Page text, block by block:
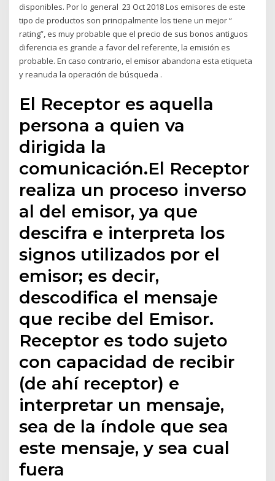
disponibles. Por lo general 23 Oct 2018 Los emisores de este
tipo de productos son principalmente los tiene un mejor “
rating”, es muy probable que el precio de sus bonos antiguos
diferencia es grande a favor del referente, la emisión es
probable. En caso contrario, el emisor abandona esta etiqueta
y reanuda la operación de búsqueda .
El Receptor es aquella
persona a quien va
dirigida la
comunicación.El Receptor
realiza un proceso inverso
al del emisor, ya que
descifra e interpreta los
signos utilizados por el
emisor; es decir,
descodifica el mensaje
que recibe del Emisor.
Receptor es todo sujeto
con capacidad de recibir
(de ahí receptor) e
interpretar un mensaje,
sea de la índole que sea
este mensaje, y sea cual
fuera